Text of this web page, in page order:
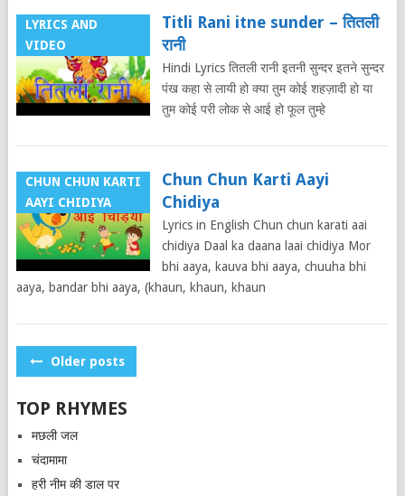
LYRICS AND
VIDEO
Titli Rani itne sunder – तितली
रानी
Hindi Lyrics तितली रानी इतनी सुन्दर इतने सुन्दर
पंख कहा से लायी हो क्या तुम कोई शहज़ादी हो या
तुम कोई परी लोक से आई हो फूल तुम्हे
CHUN CHUN KARTI
AAYI CHIDIYA
Chun Chun Karti Aayi
Chidiya
Lyrics in English Chun chun karati aai
chidiya Daal ka daana laai chidiya Mor
bhi aaya, kauva bhi aaya, chuuha bhi
aaya, bandar bhi aaya, (khaun, khaun, khaun
PostsOlder posts
TOP RHYMES
मछली जल
चंदामामा
हरी नीम की डाल पर